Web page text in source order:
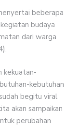
beberapa
budaya
dari warga
kekuatan-
kebutuhan
begitu viral
akan sampaikan
perubahan